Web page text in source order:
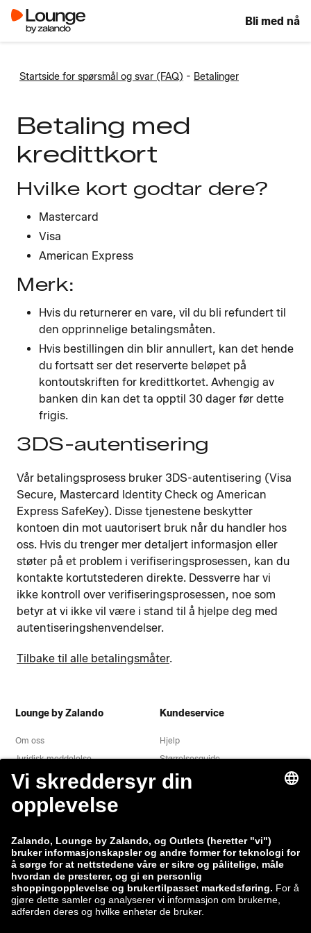
Bli med nå
Startside for spørsmål og svar (FAQ) - Betalinger
Betaling med
kredittkort
Hvilke kort godtar dere?
Mastercard
Visa
American Express
Merk:
Hvis du returnerer en vare, vil du bli refundert til
den opprinnelige betalingsmåten.
Hvis bestillingen din blir annullert, kan det hende
du fortsatt ser det reserverte beløpet på
kontoutskriften for kredittkortet. Avhengig av
banken din kan det ta opptil 30 dager før dette
frigis.
3DS-autentisering
Vår betalingsprosess bruker 3DS-autentisering (Visa
Secure, Mastercard Identity Check og American
Express SafeKey). Disse tjenestene beskytter
kontoen din mot uautorisert bruk når du handler hos
oss. Hvis du trenger mer detaljert informasjon eller
støter på et problem i verifiseringsprosessen, kan du
kontakte kortutstederen direkte. Dessverre har vi
ikke kontroll over verifiseringsprosessen, noe som
betyr at vi ikke vil være i stand til å hjelpe deg med
autentiseringshenvendelser.
Tilbake til alle betalingsmåter.
Lounge by Zalando
Om oss
Juridisk meddelelse
Fortrolighedserklæring
Vilkår og betingelser
Angrerett
Datasporing
Indberet en sårbarhed
Produktsikkerhed
Kundeservice
Hjelp
Størrelsesguide
Zalando-gruppen Betalingsmåter